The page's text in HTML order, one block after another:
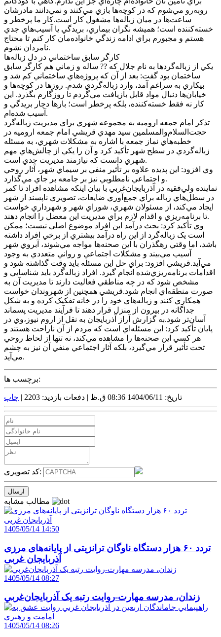
روبه‌رو مي‌شوم که در کوچه‌ها بازي مي‌کنند و نمي‌دانند مادرشان
ساعت‌ها در ميان زباله‌ها مشغول کار است.کار ما پرخطر و
خسته‌کننده است؛ هميشه نگران بيماري، بريدگي يا آسيب‌هاي جدي
هستم و مجبورم براي ادامه زندگي خانواده‌مان کار کنم تا محتاج
نامردان نشوم.
کارگر سابق ساختماني در دل زباله‌ها
يکي از زباله‌گردها به نام جلال که ?? ساله و زماني هم کارگر سابق
ساختمان بود گفت: بعد از آن که پروژه‌هاي ساختماني کم شد و
بيکاري به سراغم آمد، وارد زباله‌گردي شدم. روزها در کوچه‌ها و
خيابان‌ها دنبال مواد قابل بازيافت مي‌گردم تا روزگارم بگذرد. اين
کار نه فقط خسته‌کننده، بلکه پرخطر است؛ بارها دچار بريدگي و
آسيب شده‌ام.
تذکر امام جمعه اروميه به مجموعه شهري براي مديريت زباله‌گرد
حجت‌السلام‌والمسلمين سيد مهدي قريشي امام جمعه اروميه در
خطبه‌هاي نماز جمعه با اشاره به مشکلات شهري، به مسئله
زباله‌گردي در سطح شهر تأکيد کرد و آن را يکي از چالش‌هاي مهم
شهري دانست که نيازمند مديريت جدي است.
وي افزود: اين پديده علاوه بر تأثير منفي بر سيماي شهر، آثار روحي
و اجتماعي نامطلوبي نيز بر جامعه بر جاي مي‌گذارد.
نماينده ولي‌فقيه در آذربايجان‌غربي با بيان اينکه مشاهده افراد تا کمر
در سطل‌هاي زباله براي جمع‌آوري ضايعات، تصويري ناپسند از شهر
ايجاد مي‌کند، از مسئولان شهري، شوراي شهر و شهرداري خواست
تا برنامه‌ريزي و اقدام لازم براي مديريت اين معضل را انجام دهند.
وي تأکيد کرد: بحث درآمد اين افراد موضوع اصلي نيست؛ ممکن
است يک زباله‌گرد از اين راه درآمد بيشتري از برخي افراد داشته
باشد، اما وقتي رهگذران با اين صحنه‌ها مواجه مي‌شوند، آبروي شهر
آسيب مي‌بيند و مشکلات اجتماعي و رواني متعددي به وجود
مي‌آيد.قريشي افزود: براي حل اين مسئله بايد وقت گذاشته شود و
اقدامات برنامه‌ريزي‌شده انجام گيرد. افراد زباله‌گرد بايد شناسايي و
مشخص شود که در چه مناطقي فعاليت دارند تا مديريت آن به
صورت منطقه‌اي انجام شود.قريشي همچنين از شهروندان خواست
همکاري کنند و زباله‌هاي خود را در خانه تفکيک کرده و به شکل
جداگانه در بيرون از منزل قرار دهند تا فرآيند مديريت پسماند
آسان‌تر شود.به گزارش آراز آذربايجان به نقل از اروم نيوز،وي در
پايان تأکيد کرد: اين مسئله‌اي است که مردم از آن ناراحت هستند و
هر کسي اين صحنه‌ها را مشاهده مي‌کند، نه تنها از لحاظ روحي
تحت تأثير قرار مي‌گيرد، بلکه آثار اجتماعي منفي آن نيز به چشم
مي‌آيد.
برچسب ها:
تاریخ: 1404/06/11 08:36 ق.ظ | دفعات بازدید: 2203 | چاپ
کد تصویری:
1405/05/14 14:50
تردد ۶۰ هزار دستگاه ناوگان ترانزیتی از پایانه‌های مرزی
آذربایجان ‌غربی
1405/05/14 08:27
زندان، مدرسه مهارت-روايت رتبه يک آذربايجان‌غربي
1405/05/14 08:26